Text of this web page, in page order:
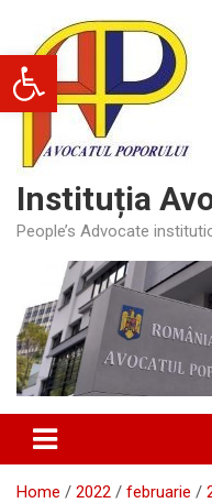
Deschide
content
Instituția
People’s Advocate
Home 2022 februarie